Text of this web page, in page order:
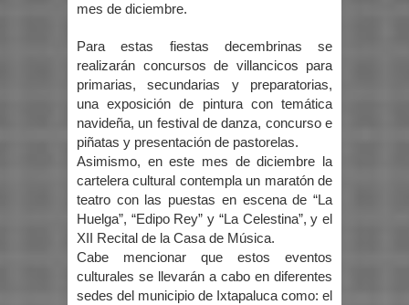
mes de diciembre.
Para estas fiestas decembrinas se
realizarán concursos de villancicos para
primarias, secundarias y preparatorias,
una exposición de pintura con temática
navideña, un festival de danza, concurso e
piñatas y presentación de pastorelas.
Asimismo, en este mes de diciembre la
cartelera cultural contempla un maratón de
teatro con las puestas en escena de “La
Huelga”, “Edipo Rey” y “La Celestina”, y el
XII Recital de la Casa de Música.
Cabe mencionar que estos eventos
culturales se llevarán a cabo en diferentes
sedes del municipio de Ixtapaluca como: el